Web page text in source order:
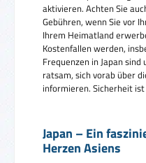
aktivieren. Achten Sie
Gebühren, wenn Sie vor
Ihrem Heimatland
Kostenfallen werden,
Frequenzen in Japan
ratsam, sich vorab über
informieren. Sicherheit
Japan – Ein
Herzen Asiens